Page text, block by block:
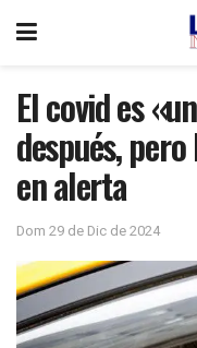
El covid es
después,
en alerta
Dom 29 de Dic de 2024